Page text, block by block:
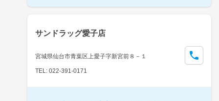
サンドラッグ愛子店
宮城県仙台市青葉区上愛子字新宮前８－１
TEL: 022-391-0171